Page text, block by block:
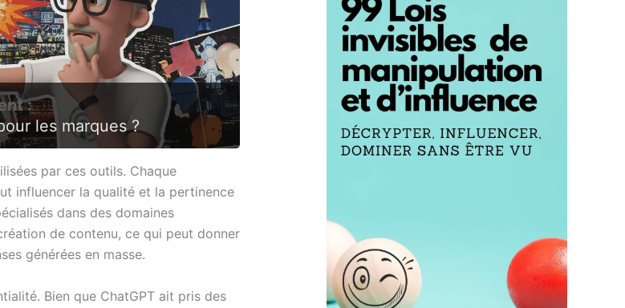
:
les marques ?
par ces outils. Chaque
influencer la qualité et la pertinence
dans des domaines
de contenu, ce qui peut donner
générées en masse.
Bien que ChatGPT ait pris des